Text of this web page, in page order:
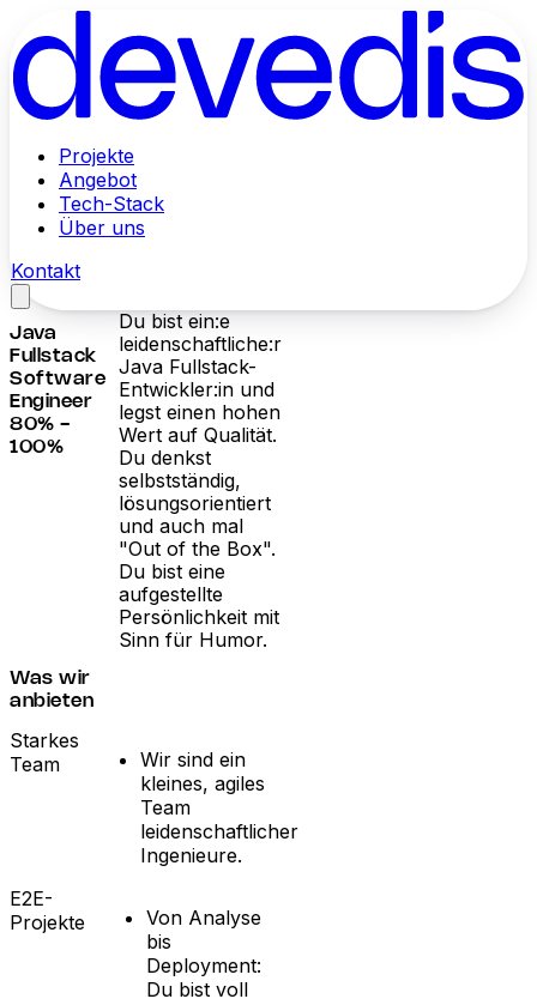
Projekte
Angebot
Tech-Stack
Über uns
Kontakt
Java
Fullstack
Software
Engineer
80% -
100%
Du bist ein:e
leidenschaftliche:r
Java Fullstack-
Entwickler:in und
legst einen hohen
Wert auf Qualität.
Du denkst
selbstständig,
lösungsorientiert
und auch mal
"Out of the Box".
Du bist eine
aufgestellte
Persönlichkeit mit
Sinn für Humor.
Was wir
anbieten
Starkes
Team
Wir sind ein
kleines, agiles
Team
leidenschaftlicher
Ingenieure.
E2E-
Projekte
Von Analyse
bis
Deployment:
Du bist voll